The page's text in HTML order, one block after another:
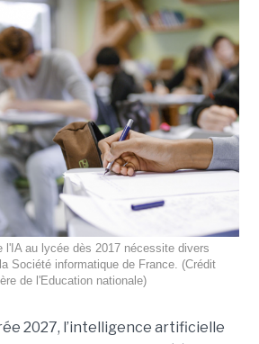
l'IA au lycée dès 2017 nécessite divers
Société informatique de France. (Crédit
de l'Education nationale)
2027, l’intelligence artificielle